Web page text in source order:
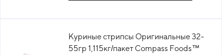
Куриные стрипсы Оригинальные 32-
55гр 1,115кг/пакет Compass Foods™